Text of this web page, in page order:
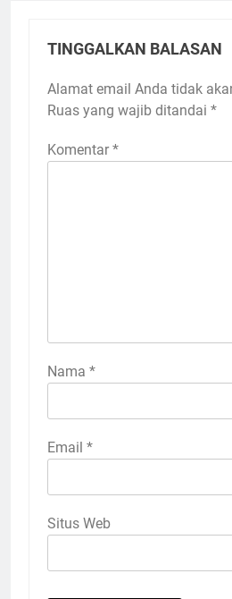
TINGGALKAN BALASAN
Alamat email Anda tidak
Ruas yang wajib ditandai *
Komentar *
Nama *
Email *
Situs Web